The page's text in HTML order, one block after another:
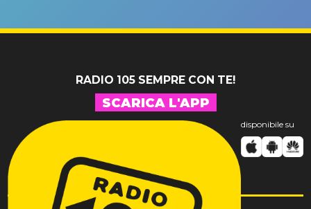
RADIO 105 SEMPRE CON TE!
SCARICA L'APP
disponibile su